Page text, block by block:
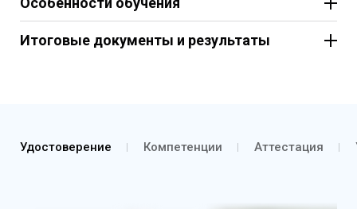
Итоговые документы и результаты
Удостоверение Компетенции Аттестация